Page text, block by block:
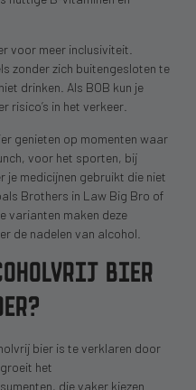
voor meer inclusiviteit.
zonder zich buitengesloten te
drinken. Als BOB kun je
risico’s in het verkeer.
genieten op momenten waar
voor het sporten, bij
je medicijnen gebruikt die niet
Brothers in Law Big Bro of
varianten maken deze
de nadelen van alcohol.
BIER
bier is te verklaren door
het
die vaker kiezen